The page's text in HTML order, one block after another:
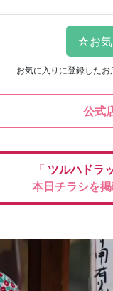
お気に入りに登録したお
公式
「 ツルハドラ
本日チラシを